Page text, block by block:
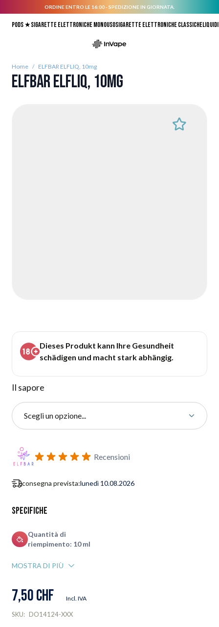
ORDINE ENTRO LE 16:00 - SPEDIZIONE IN GIORNATA.
Pods ★Sigarette elettroniche monousoSigarette elettroniche classiche
Home / ELFBAR ELFLIQ, 10mg
ELFBAR ELFLIQ, 10mg
Dieses Produkt kann Ihre Gesundheit
schädigen und macht stark abhängig.
Il sapore
Scegli un opzione...
Iscriviti al modulo di notifica ritorno in stock
Recensioni
consegna prevista:lunedì 10.08.2026
Specifiche
Quantità di
riempimento: 10 ml
MOSTRA DI PIÙ
7,50 CHF Incl. IVA
SKU: DO14124-XXX